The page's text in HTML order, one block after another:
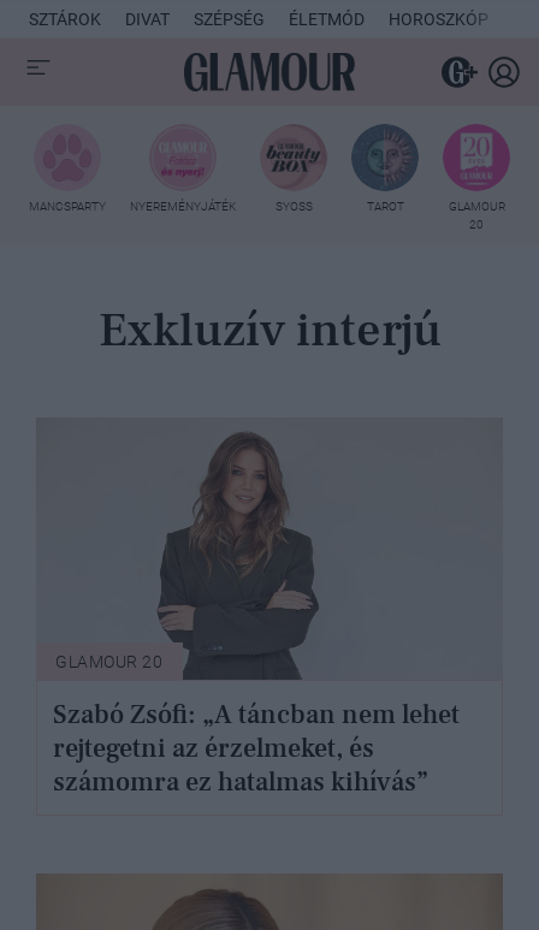
SZTÁROK DIVAT SZÉPSÉG ÉLETMÓD HOROSZKÓP
MANCSPARTY NYEREMÉNYJÁTÉK SYOSS TAROT
GLAMOUR
20
Exkluzív interjú
GLAMOUR 20
Szabó Zsófi: „A táncban nem lehet
rejtegetni az érzelmeket, és
számomra ez hatalmas kihívás”